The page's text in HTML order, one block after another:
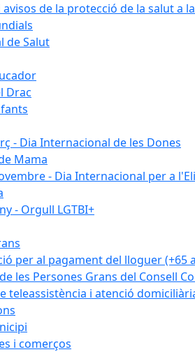
avisos de la protecció de la salut a
de Salut
Drac
- Dia Internacional de les Dones
Mama
- Dia Internacional per a
- Orgull LGTBI+
per al pagament del lloguer (+65
les Persones Grans del Consell
teleassistència i atenció
i comerços